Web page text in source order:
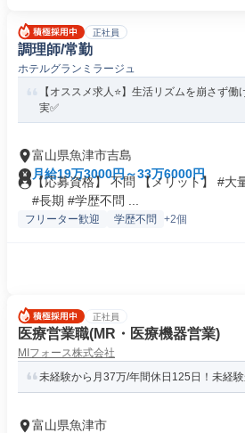
正社員
調理師/常勤
ホテルグランミラージュ
【オススメ求人⭐️】生活リズムを崩さず
実✅️
富山県魚津市吉島
月給19万3000円～33万6000円
【応募資格】 不問 【メリット】 #大
#長期 #学歴不問 ...
フリーター歓迎 学歴不問 +2個
正社員
医療営業職(MR・医療機器営業)
MIフォース株式会社
未経験から月37万/年間休日125日！未経験
富山県魚津市